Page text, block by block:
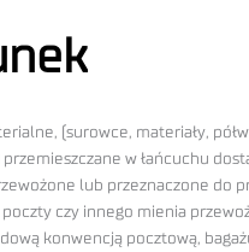
(surowce, materiały,
w łańcuchu
lub przeznaczone do
czy innego mienia
konwencją pocztową,